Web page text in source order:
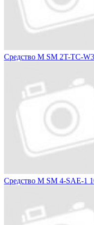
Средство M SM 2T-TC-
Средство M SM 4-SAE-1